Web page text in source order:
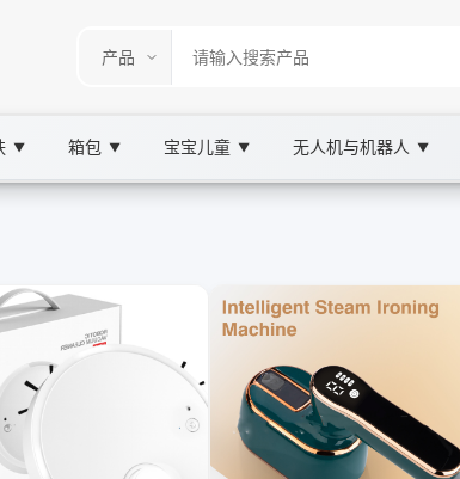
▼ 箱包 ▼ 宝宝儿童 ▼ 无人机与机器人 ▼
B2C Marketplace